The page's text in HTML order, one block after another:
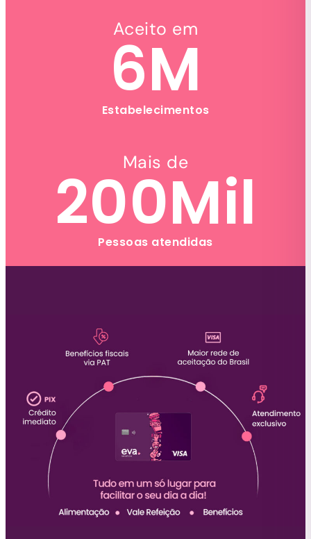
Aceito em
Estabelecimentos
6M
Mais de
Pessoas atendidas
200Mil